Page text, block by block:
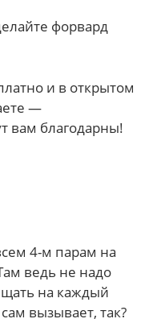
форвард
и в открытом
—
вам благодарны!
4-м парам на
ведь не надо
на каждый
вызывает, так?